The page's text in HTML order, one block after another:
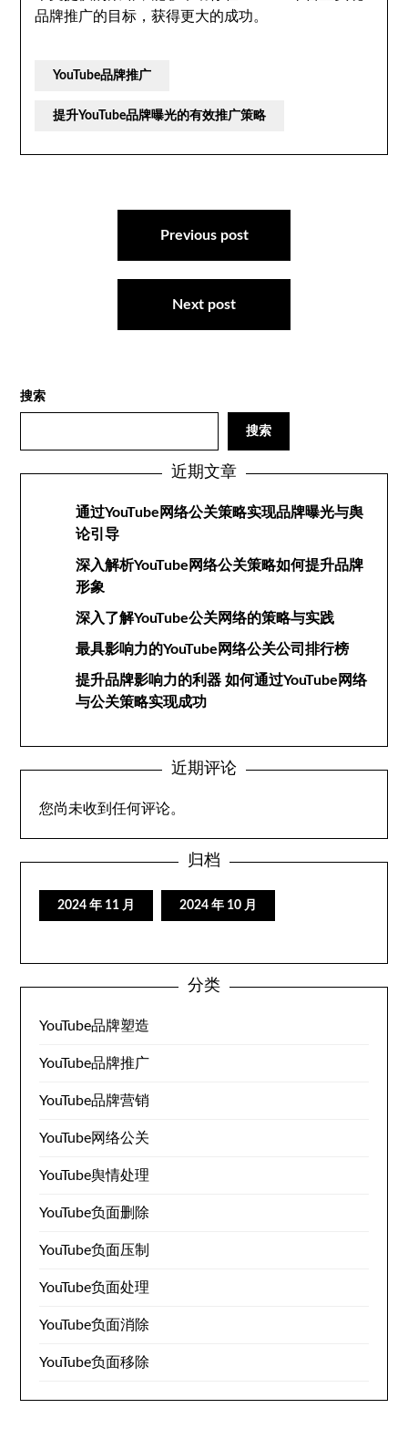
品牌推广的目标，获得更大的成功。
YouTube品牌推广
提升YouTube品牌曝光的有效推广策略
Previous post
Next post
搜索
搜索
近期文章
通过YouTube网络公关策略实现品牌曝光与舆
论引导
深入解析YouTube网络公关策略如何提升品牌
形象
深入了解YouTube公关网络的策略与实践
最具影响力的YouTube网络公关公司排行榜
提升品牌影响力的利器 如何通过YouTube网络
与公关策略实现成功
近期评论
您尚未收到任何评论。
归档
2024 年 11 月 2024 年 10 月
分类
YouTube品牌塑造
YouTube品牌推广
YouTube品牌营销
YouTube网络公关
YouTube舆情处理
YouTube负面删除
YouTube负面压制
YouTube负面处理
YouTube负面消除
YouTube负面移除